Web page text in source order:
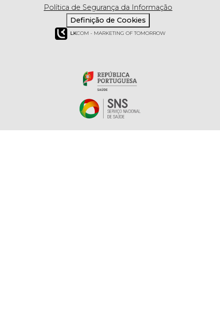
Política de Segurança da Informação
Definição de Cookies
LKCOM - MARKETING OF TOMORROW